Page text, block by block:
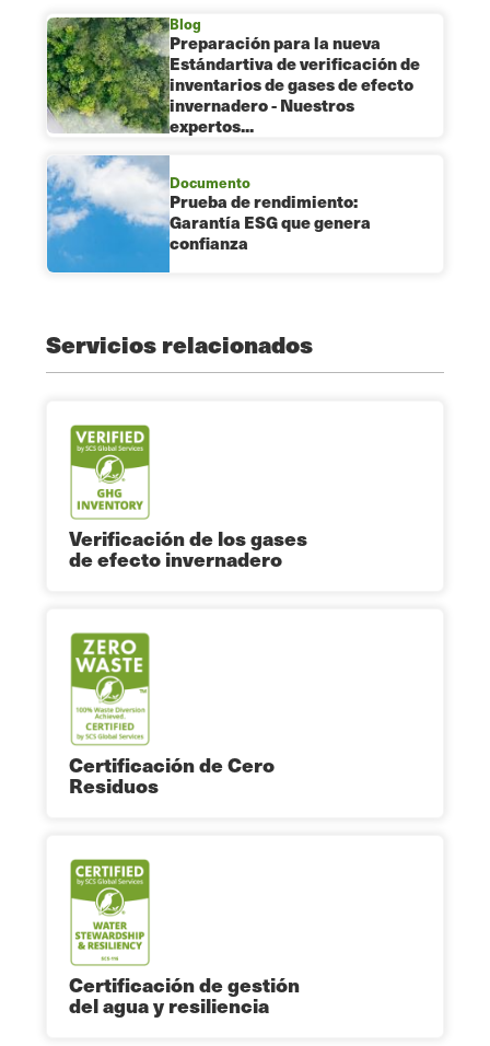
Blog
Preparación para la nueva
Estándartiva de verificación de
inventarios de gases de efecto
invernadero - Nuestros
expertos...
Documento
Prueba de rendimiento:
Garantía ESG que genera
confianza
Servicios relacionados
Verificación de los gases
de efecto invernadero
Certificación de Cero
Residuos
Certificación de gestión
del agua y resiliencia